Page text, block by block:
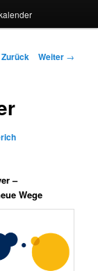
Zurück Weiter →
–
Wege